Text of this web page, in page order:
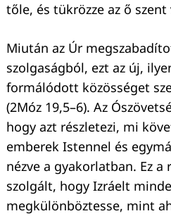
tőle, és tükrözze az ő
Miután az Úr
szolgaságból, ezt az új,
formálódott közösséget
(2Móz 19,5–6). Az
hogy azt részletezi, mi
emberek Istennel és
nézve a gyakorlatban. Ez a
szolgált, hogy Izráelt
megkülönböztesse, mint